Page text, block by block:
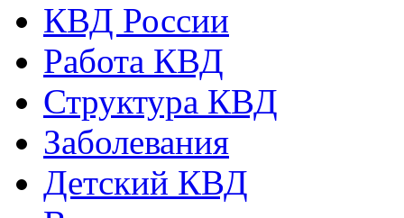
КВД России
Работа КВД
Структура КВД
Заболевания
Детский КВД